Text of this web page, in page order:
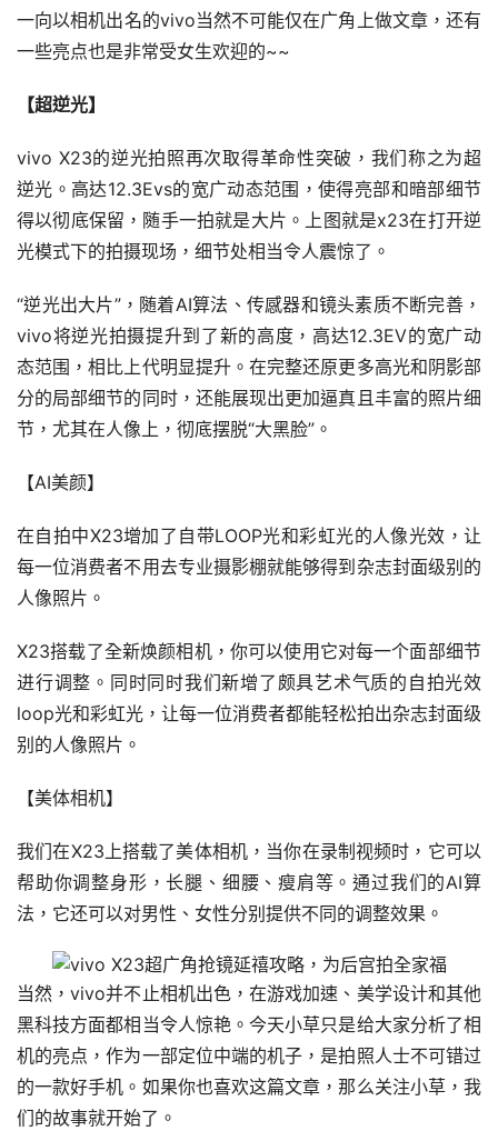
一向以相机出名的vivo当然不可能仅在广角上做文章，还有
一些亮点也是非常受女生欢迎的~~
【超逆光】
vivo X23的逆光拍照再次取得革命性突破，我们称之为超
逆光。高达12.3Evs的宽广动态范围，使得亮部和暗部细节
得以彻底保留，随手一拍就是大片。上图就是x23在打开逆
光模式下的拍摄现场，细节处相当令人震惊了。
“逆光出大片”，随着AI算法、传感器和镜头素质不断完善，
vivo将逆光拍摄提升到了新的高度，高达12.3EV的宽广动
态范围，相比上代明显提升。在完整还原更多高光和阴影部
分的局部细节的同时，还能展现出更加逼真且丰富的照片细
节，尤其在人像上，彻底摆脱“大黑脸”。
【AI美颜】
在自拍中X23增加了自带LOOP光和彩虹光的人像光效，让
每一位消费者不用去专业摄影棚就能够得到杂志封面级别的
人像照片。
X23搭载了全新焕颜相机，你可以使用它对每一个面部细节
进行调整。同时同时我们新增了颇具艺术气质的自拍光效
loop光和彩虹光，让每一位消费者都能轻松拍出杂志封面级
别的人像照片。
【美体相机】
我们在X23上搭载了美体相机，当你在录制视频时，它可以
帮助你调整身形，长腿、细腰、瘦肩等。通过我们的AI算
法，它还可以对男性、女性分别提供不同的调整效果。
当然，vivo并不止相机出色，在游戏加速、美学设计和其他
黑科技方面都相当令人惊艳。今天小草只是给大家分析了相
机的亮点，作为一部定位中端的机子，是拍照人士不可错过
的一款好手机。如果你也喜欢这篇文章，那么关注小草，我
们的故事就开始了。